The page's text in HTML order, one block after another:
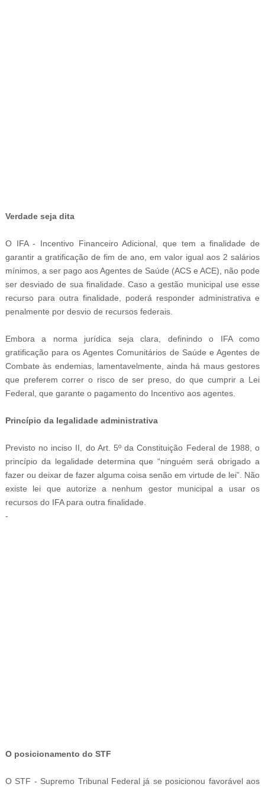
Verdade seja dita
O IFA - Incentivo Financeiro Adicional, que tem a finalidade de
garantir a gratificação de fim de ano, em valor igual aos 2 salários
mínimos, a ser pago aos Agentes de Saúde (ACS e ACE), não pode
ser desviado de sua finalidade. Caso a gestão municipal use esse
recurso para outra finalidade, poderá responder administrativa e
penalmente por desvio de recursos federais.
Embora a norma jurídica seja clara, definindo o IFA como
gratificação para os Agentes Comunitários de Saúde e Agentes de
Combate às endemias, lamentavelmente, ainda há maus gestores
que preferem correr o risco de ser preso, do que cumprir a Lei
Federal, que garante o pagamento do Incentivo aos agentes.
Princípio da legalidade administrativa
Previsto no inciso II, do Art. 5º da Constituição Federal de 1988, o
princípio da legalidade determina que “ninguém será obrigado a
fazer ou deixar de fazer alguma coisa senão em virtude de lei”. Não
existe lei que autorize a nenhum gestor municipal a usar os
recursos do IFA para outra finalidade.
-
O posicionamento do STF
O STF - Supremo Tribunal Federal já se posicionou favorável aos